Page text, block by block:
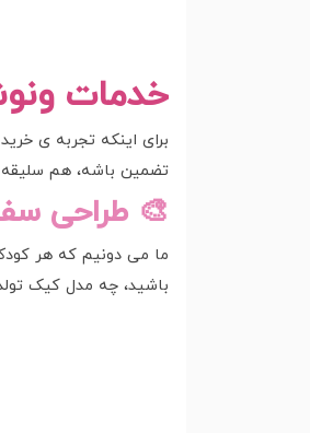
خدمات
برای اینکه تجربه ی
تضمین باشه، هم سلیقه
🎨 طراحی
ما می دونیم که هر
باشید، چه مدل کیک